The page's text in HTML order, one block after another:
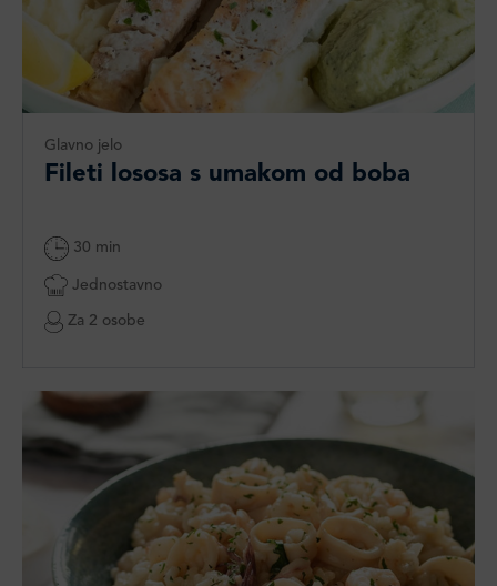
Glavno jelo
Fileti lososa s umakom od boba
30 min
Jednostavno
Za 2 osobe